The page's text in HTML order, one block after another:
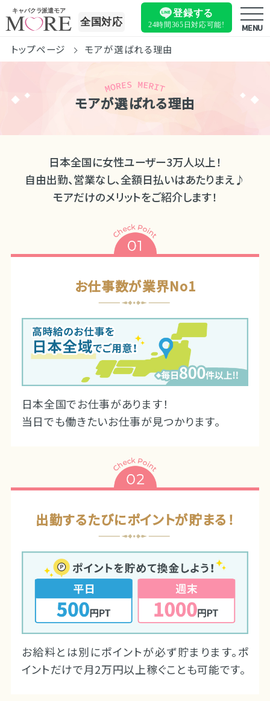
キャバクラ派遣モア
全国対応
登録する
24時間365日対応可能! MENU
トップページ モアが選ばれる理由
モアが選ばれる理由
日本全国に女性ユーザー3万人以上！
自由出勤、営業なし、全額日払いはあたりまえ♪
モアだけのメリットをご紹介します！
お仕事数が業界No1
日本全国でお仕事があります！
当日でも働きたいお仕事が見つかります。
出勤するたびにポイントが貯まる！
お給料とは別にポイントが必ず貯まります。ポ
イントだけで月2万円以上稼ぐことも可能です。